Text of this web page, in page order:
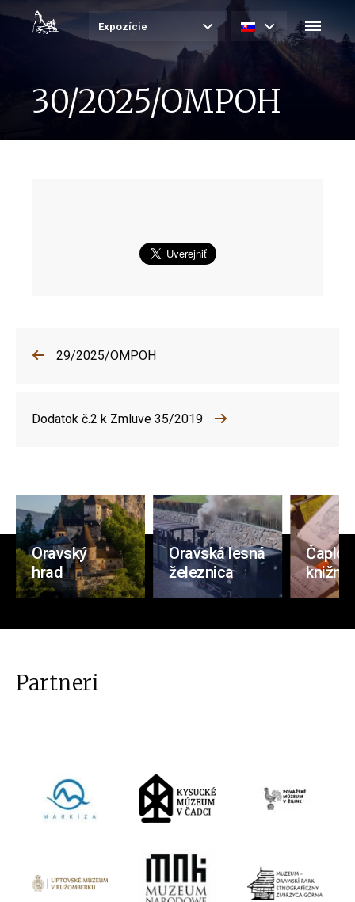
Expozície
30/2025/OMPOH
29/2025/OMPOH
Dodatok č.2 k Zmluve 35/2019
Oravský
hrad
Oravská lesná
železnica
Partneri